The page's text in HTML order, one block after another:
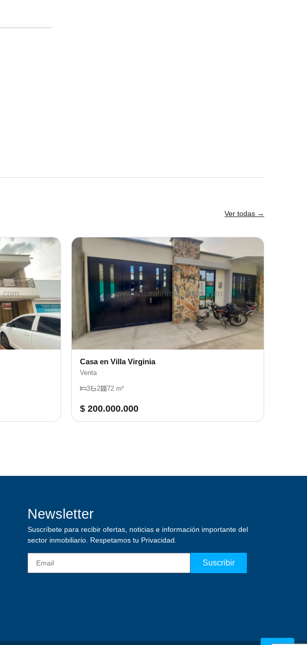
Ver todas →
Casa en Villa Virginia
Venta
3 2 72 m²
$ 200.000.000
Newsletter
Suscríbete para recibir ofertas, noticias e información importante del
sector inmobiliario. Respetamos tu Privacidad.
Suscribir